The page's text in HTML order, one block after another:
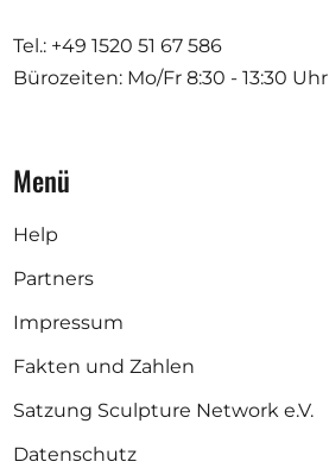
Tel.: +49 1520 51 67 586
Bürozeiten: Mo/Fr 8:30 - 13:30 Uhr
Menü
Help
Partners
Impressum
Fakten und Zahlen
Satzung Sculpture Network e.V.
Datenschutz